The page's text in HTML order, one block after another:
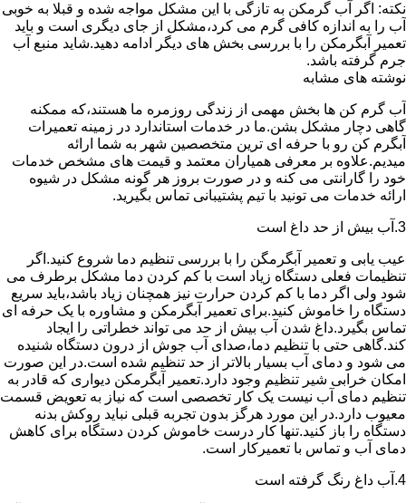
نکته: اگر آب گرمکن به تازگی با این مشکل مواجه شده و قبلا به خوبی
آب را به اندازه کافی گرم می کرد،مشکل از جای دیگری است و باید
تعمیر آبگرمکن را با بررسی بخش های دیگر ادامه دهید.شاید منبع آب
جرم گرفته باشد.
نوشته های مشابه
آب گرم کن ها بخش مهمی از زندگی روزمره ما هستند،که ممکنه
گاهی دچار مشکل بشن.ما در خدمات استاندارد در زمینه تعمیرات
آبگرم کن رو با حرفه ای ترین متخصصین شهر به شما ارائه
میدیم.علاوه بر معرفی همیاران معتمد و قیمت های مشخص خدمات
خود را گارانتی می کنه و در صورت بروز هر گونه مشکل در شیوه
ارائه خدمات می تونید با تیم پشتیبانی تماس بگیرید.
3.آب بیش از حد داغ است
عیب یابی و تعمیر آبگرمگن را با بررسی تنظیم دما شروع کنید.اگر
تنظیمات فعلی دستگاه زیاد است با کم کردن دما مشکل برطرف می
شود ولی اگر دما با کم کردن حرارت نیز همچنان زیاد باشد،باید سریع
دستگاه را خاموش کنید.برای تعمیر آبگرمکن و مشاوره با یک حرفه ای
تماس بگیرد.داغ شدن آب بیش از حد می تواند خطراتی را ایجاد
کند.گاهی حتی با تنظیم دما،صدای آب جوش از درون دستگاه شنیده
می شود و دمای آب بسیار بالاتر از حد تنظیم شده است.در این صورت
امکان خرابی شیر تنظیم وجود دارد.تعمیر آبگرمکن دیواری که قادر به
تنظیم دمای آب نیست یک کار تخصصی است که نیاز به تعویض قسمت
معیوب دارد.در این مورد هرگز بدون تجربه قبلی نباید روکش بدنه
دستگاه را باز کنید.تنها کار درست خاموش کردن دستگاه برای کاهش
دمای آب و تماس با تعمیرکار است.
4.آب داغ رنگ گرفته است